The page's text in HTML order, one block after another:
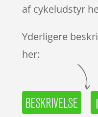
af cykeludstyr
Yderligere
her: